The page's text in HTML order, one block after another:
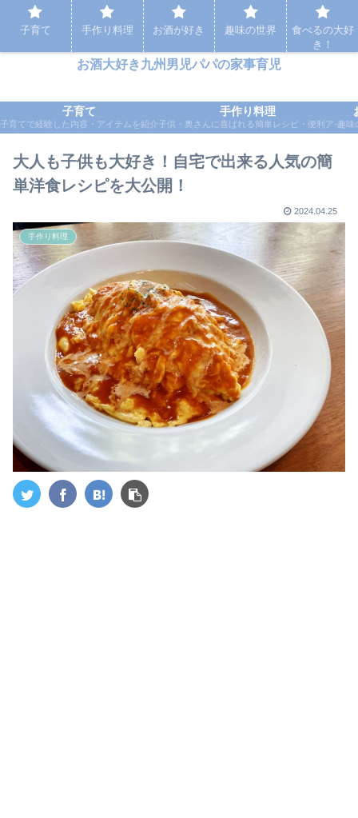
パパの家事育児など実体験をもとに応援するブログ
お酒大好き九州男児パパの家事育児
子育て
子育てで経験した内容・アイテムを紹介
手作り料理
子供・奥さんに喜ばれる簡単レシピ・便利アイテ
趣味
大人も子供も大好き！自宅で出来る人気の簡
単洋食レシピを大公開！
2024.04.25
手作り料理
子育て 手作り料理 お酒が好き 趣味の世界
食べるの大好
き！